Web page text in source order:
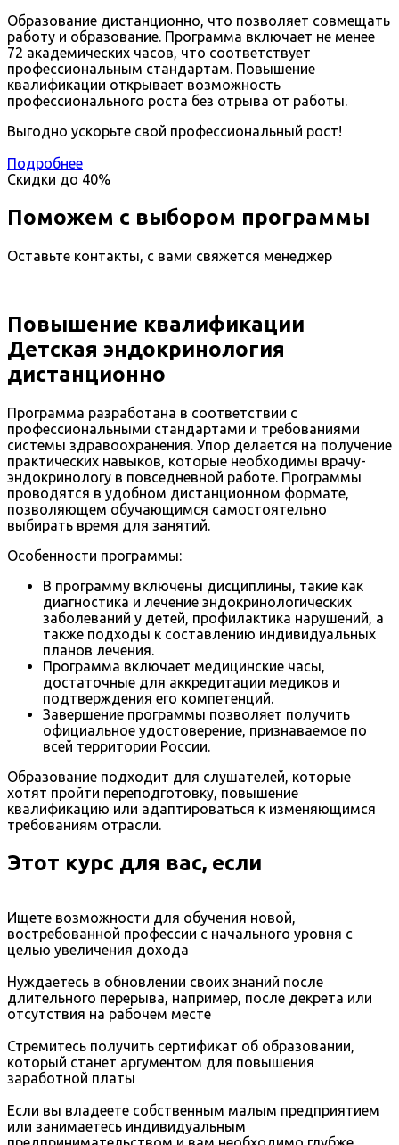
Образование дистанционно, что позволяет совмещать
работу и образование. Программа включает не менее
72 академических часов, что соответствует
профессиональным стандартам. Повышение
квалификации открывает возможность
профессионального роста без отрыва от работы.
Выгодно ускорьте свой профессиональный рост!
Подробнее
Скидки до 40%
Поможем с выбором программы
Оставьте контакты, с вами свяжется менеджер
Повышение квалификации
Детская эндокринология
дистанционно
Программа разработана в соответствии с
профессиональными стандартами и требованиями
системы здравоохранения. Упор делается на получение
практических навыков, которые необходимы врачу-
эндокринологу в повседневной работе. Программы
проводятся в удобном дистанционном формате,
позволяющем обучающимся самостоятельно
выбирать время для занятий.
Особенности программы:
В программу включены дисциплины, такие как
диагностика и лечение эндокринологических
заболеваний у детей, профилактика нарушений, а
также подходы к составлению индивидуальных
планов лечения.
Программа включает медицинские часы,
достаточные для аккредитации медиков и
подтверждения его компетенций.
Завершение программы позволяет получить
официальное удостоверение, признаваемое по
всей территории России.
Образование подходит для слушателей, которые
хотят пройти переподготовку, повышение
квалификацию или адаптироваться к изменяющимся
требованиям отрасли.
Этот курс для вас, если
Ищете возможности для обучения новой,
востребованной профессии с начального уровня с
целью увеличения дохода
Нуждаетесь в обновлении своих знаний после
длительного перерыва, например, после декрета или
отсутствия на рабочем месте
Стремитесь получить сертификат об образовании,
который станет аргументом для повышения
заработной платы
Если вы владеете собственным малым предприятием
или занимаетесь индивидуальным